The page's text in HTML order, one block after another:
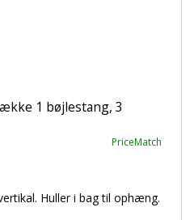
1 bøjlestang, 3
PriceMatch
Huller i bag til ophæng.